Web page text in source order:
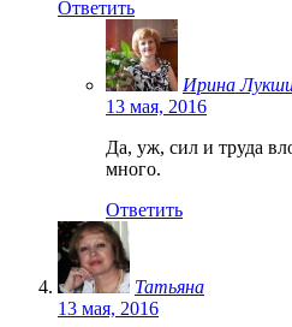
Ответить
Ирина
13 мая, 2016
Да, уж, сил и труда
много.
Ответить
Татьяна
13 мая, 2016